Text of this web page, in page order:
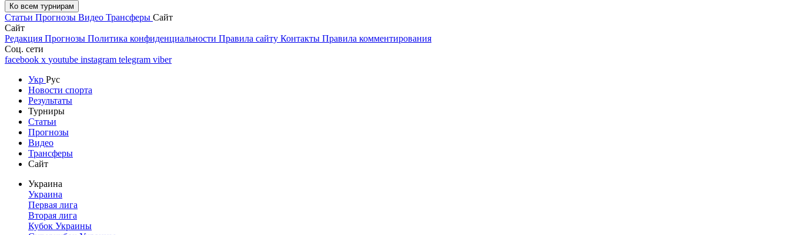
Ко всем турнирам
Статьи Прогнозы Видео Трансферы Сайт
Сайт
Редакция Прогнозы Политика конфиденциальности Правила сайту Контакты Правила комментирования
Соц. сети
facebook x youtube instagram telegram viber
Укр Рус
Новости спорта
Результаты
Турниры
Статьи
Прогнозы
Видео
Трансферы
Сайт
Украина
Украина
Первая лига
Вторая лига
Кубок Украины